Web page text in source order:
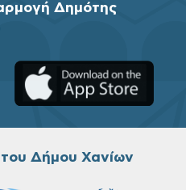
Δημότης
Δήμου Χανίων